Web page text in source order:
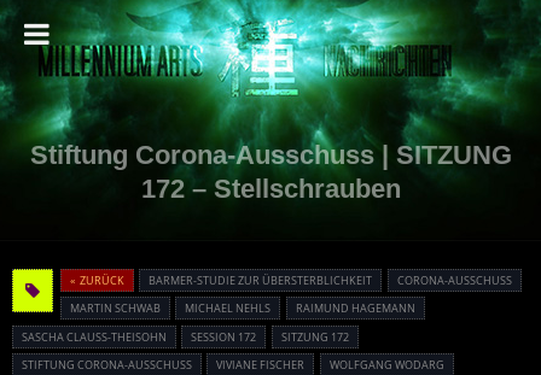
Stiftung Corona-Ausschuss | SITZUNG
172 – Stellschrauben
« ZURÜCK BARMER-STUDIE ZUR ÜBERSTERBLICHKEIT
CORONA-AUSSCHUSS
MARTIN SCHWAB
MICHAEL NEHLS
RAIMUND HAGEMANN
SASCHA CLAUSS-THEISOHN
SESSION 172
SITZUNG 172
STIFTUNG CORONA-AUSSCHUSS
VIVIANE FISCHER WOLFGANG WODARG